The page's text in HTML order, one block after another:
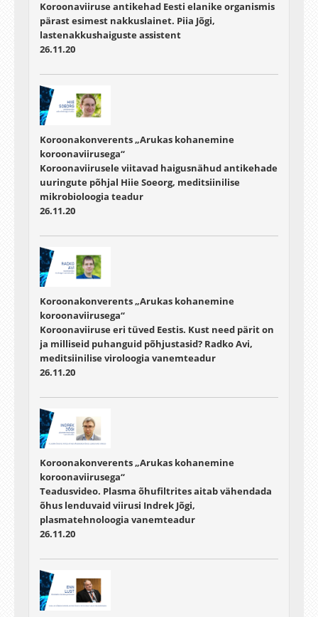
Koroonaviiruse antikehad Eesti elanike organismis
pärast esimest nakkuslainet. Piia Jõgi,
lastenakkushaiguste assistent
26.11.20
Koroonakonverents „Arukas kohanemine
koroonaviirusega“
Koroonaviirusele viitavad haigusnähud antikehade
uuringute põhjal Hiie Soeorg, meditsiinilise
mikrobioloogia teadur
26.11.20
Koroonakonverents „Arukas kohanemine
koroonaviirusega“
Koroonaviiruse eri tüved Eestis. Kust need pärit on
ja milliseid puhanguid põhjustasid? Radko Avi,
meditsiinilise viroloogia vanemteadur
26.11.20
Koroonakonverents „Arukas kohanemine
koroonaviirusega“
Teadusvideo. Plasma õhufiltrites aitab vähendada
õhus lenduvaid viirusi Indrek Jõgi,
plasmatehnoloogia vanemteadur
26.11.20